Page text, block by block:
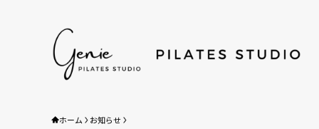
ホーム お知らせ